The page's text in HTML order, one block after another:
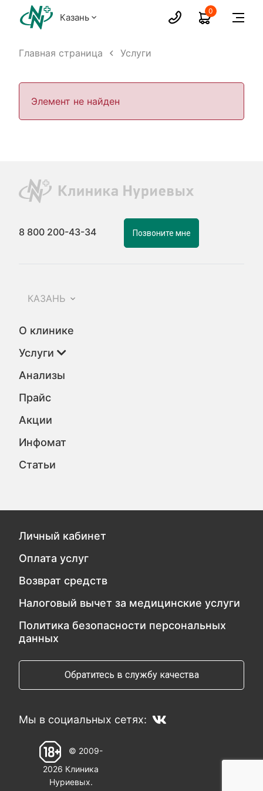
Казань
0
Главная страница Услуги
Элемент не найден
8 800 200-43-34 Позвоните мне
КАЗАНЬ
О клинике
Услуги
Анализы
Прайс
Акции
Инфомат
Статьи
Личный кабинет
Оплата услуг
Возврат средств
Налоговый вычет за медицинские услуги
Политика безопасности персональных
данных
Обратитесь в службу качества
Мы в социальных сетях:
© 2009-
2026 Клиника
Нуриевых.